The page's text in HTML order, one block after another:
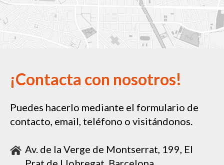
¡Contacta con nosotros!
Puedes hacerlo mediante el formulario de
contacto, email, teléfono o visitándonos.
Av. de la Verge de Montserrat, 199, El